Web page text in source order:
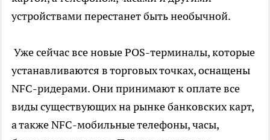
устройствами перестанет быть необычной.
Уже сейчас все новые POS-терминалы, которые
устанавливаются в торговых точках, оснащены
NFC-ридерами. Они принимают к оплате все
виды существующих на рынке банковских карт,
а также NFC-мобильные телефоны, часы,